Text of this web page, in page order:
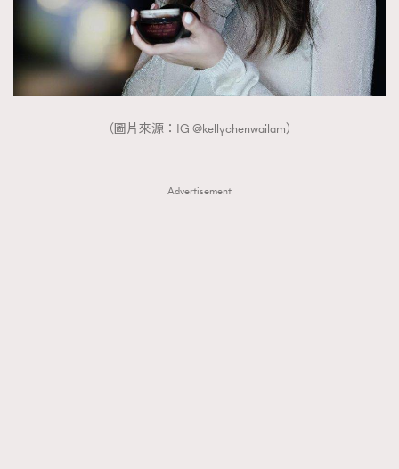
（圖片來源：IG @kellychenwailam）
Advertisement